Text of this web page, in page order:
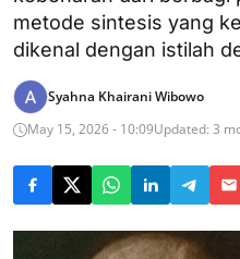
metode sintesis yang
dikenal dengan istilah
Syahna Khairani Wibowo
May 15, 2026 - 10:09Updated: 3